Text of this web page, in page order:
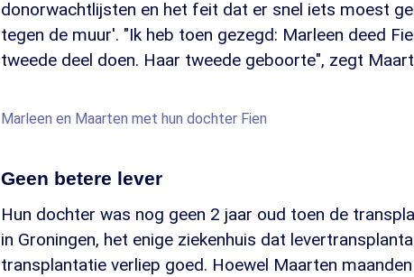
donorwachtlijsten en het feit dat er snel iets moest
tegen de muur'. "Ik heb toen gezegd: Marleen deed
tweede deel doen. Haar tweede geboorte", zegt
Marleen en Maarten met hun dochter Fien
Geen betere lever
Hun dochter was nog geen 2 jaar oud toen de
in Groningen, het enige ziekenhuis dat
transplantatie verliep goed. Hoewel Maarten